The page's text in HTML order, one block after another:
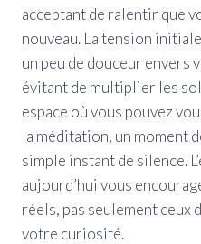
acceptant de ralentir que
nouveau. La tension
un peu de douceur envers
évitant de multiplier les
espace où vous pouvez
la méditation, un moment
simple instant de silence.
aujourd’hui vous
réels, pas seulement ceux
votre curiosité.